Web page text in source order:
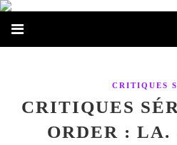
CRITIQUES
CRITIQUES
ORDER : LA.